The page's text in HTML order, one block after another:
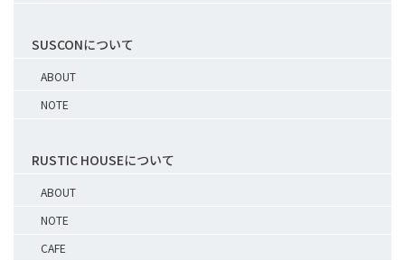
SUSCONについて
ABOUT
NOTE
RUSTIC HOUSEについて
ABOUT
NOTE
CAFE